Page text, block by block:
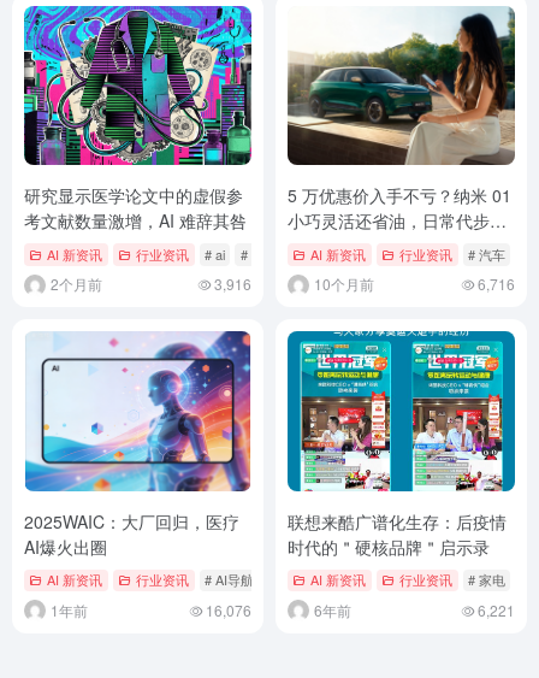
研究显示医学论文中的虚假参
考文献数量激增，AI 难辞其咎
AI 新资讯 行业资讯 # ai # 人工智能 # 生物医学论文
2个月前 3,916
5 万优惠价入手不亏？纳米 01
小巧灵活还省油，日常代步正
合适AI 新资讯 行业资讯 # 汽车
10个月前 6,716
2025WAIC：大厂回归，医疗
AI爆火出圈
AI 新资讯 行业资讯 # AI导航 # AI导航网 # ai工具
1年前 16,076
联想来酷广谱化生存：后疫情
时代的＂硬核品牌＂启示录
AI 新资讯 行业资讯 # 家电
6年前 6,221